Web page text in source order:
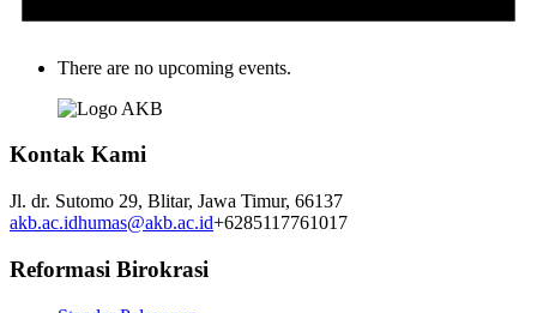
There are no upcoming events.
Kontak Kami
Jl. dr. Sutomo 29, Blitar, Jawa Timur, 66137
akb.ac.idhumas@akb.ac.id+6285117761017
Reformasi Birokrasi